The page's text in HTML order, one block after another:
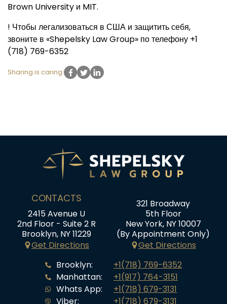
Brown University и MIT.
! Чтобы легализоваться в США и защитить себя,
звоните в «Shepelsky Law Group» по телефону +1
(718) 769-6352
Sharing is caring:
CONTACTS
2415 Avenue U
2nd Floor - Suite 2 R
Brooklyn, NY 11229
Get Directions
321 Broadway
5th Floor
New York, NY 10007
(By Appointment Only)
Get Directions
Brooklyn:
Manhattan:
Whats App:
Viber:
+1(718) 769-6352
+1(917) 764-3151
+1(718) 679-3131
+1(718) 679-3131